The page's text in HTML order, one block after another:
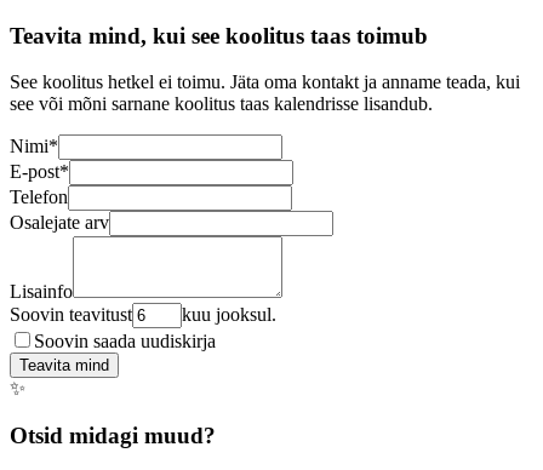
Teavita mind, kui see koolitus taas toimub
See koolitus hetkel ei toimu. Jäta oma kontakt ja anname teada, kui
see või mõni sarnane koolitus taas kalendrisse lisandub.
Nimi*
E-post*
Telefon
Osalejate arv
Lisainfo
Soovin teavitust
kuu jooksul.
Soovin saada uudiskirja
Teavita mind
✨
Otsid midagi muud?